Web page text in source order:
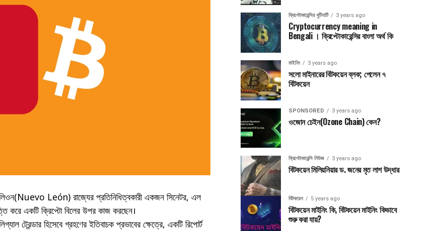
León) রাজ্যের প্রতিনিধিত্বকারী একজন সিনেটর, এল
একটি ক্রিপ্টো বিলের উপর কাজ করছেন।
ট্রেন্ডার হিসেবে গ্রহণের ইতিবাচক প্রভাবের ক্ষেত্রে, একটি রিপোর্ট
ক্রিপ্টোকারেন্সির খুটিনাটি 3 years ago
Cryptocurrency meaning in
Bengali । ক্রিপ্টোকারেন্সির বাংলা অর্থ কি
মাইনিং 3 years ago
সলো মাইনারের বিটকয়েন ব্লক; পেলেন ৭
বিটকয়েন
SPONSORED 3 years ago
ওজোন চেইন(Ozone Chain) কেন?
ক্রিপ্টোকারেন্সি নিউজ 3 years ago
বিটকয়েন মিলিয়নিয়ার ড. জনের মৃত লাশ উদ্ধার
বিটকয়েন 5 years ago
বিটকয়েন মাইনিং কি, বিটকয়েন মাইনিং কিভাবে
শুরু করা যায়?